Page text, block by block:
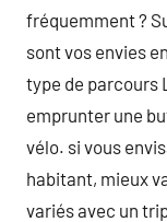
fréquemment ?
sont vos envies
type de parcours
emprunter une
vélo. si vous
habitant, mieux
variés avec un